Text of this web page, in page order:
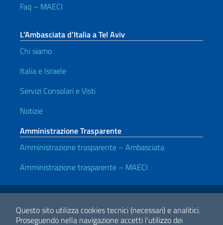
Questo sito utilizza cookies tecnici (necessari) e analitici.
Proseguendo nella navigazione accetti l'utilizzo dei
Faq – MAECI
L’Ambasciata d’Italia a Tel Aviv
Chi siamo
Italia e Israele
Servizi Consolari e Visti
Notizie
Amministrazione Trasparente
Amministrazione trasparente – Ambasciata
Amministrazione trasparente – MAECI
Link Utili